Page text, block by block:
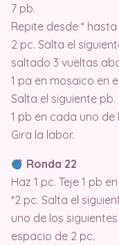
7 pb.
Repite desde *
2 pc. Salta el
saltado 3 vueltas
1 pa en mosaico en
Salta el siguiente pb.
1 pb en cada uno de
Gira la labor.
Ronda 22
Haz 1 pc. Teje 1 pb
*2 pc. Salta el
uno de los
espacio de 2 pc.